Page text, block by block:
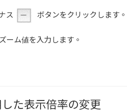
ス ボタンをクリックします。
ーム値を入力します。
た表示倍率の変更